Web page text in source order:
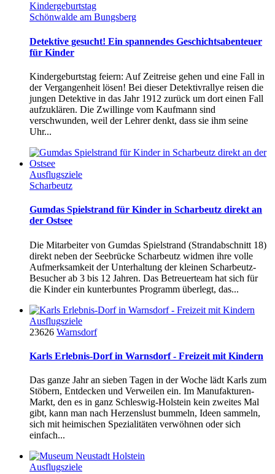
Kindergeburtstag
Schönwalde am Bungsberg
Detektive gesucht! Ein spannendes Geschichtsabenteuer
für Kinder
Kindergeburtstag feiern: Auf Zeitreise gehen und eine Fall in
der Vergangenheit lösen! Bei dieser Detektivrallye reisen die
jungen Detektive in das Jahr 1912 zurück um dort einen Fall
aufzuklären. Die Zwillinge vom Kaufmann sind
verschwunden, weil der Lehrer denkt, dass sie ihm seine
Uhr...
Ausflugsziele
Scharbeutz
Gumdas Spielstrand für Kinder in Scharbeutz direkt an
der Ostsee
Die Mitarbeiter von Gumdas Spielstrand (Strandabschnitt 18)
direkt neben der Seebrücke Scharbeutz widmen ihre volle
Aufmerksamkeit der Unterhaltung der kleinen Scharbeutz-
Besucher ab 3 bis 12 Jahren. Das Betreuerteam hat sich für
die Kinder ein kunterbuntes Programm überlegt, das...
Ausflugsziele
23626 Warnsdorf
Karls Erlebnis-Dorf in Warnsdorf - Freizeit mit Kindern
Das ganze Jahr an sieben Tagen in der Woche lädt Karls zum
Stöbern, Entdecken und Verweilen ein. Im Manufakturen-
Markt, den es in ganz Schleswig-Holstein kein zweites Mal
gibt, kann man nach Herzenslust bummeln, Ideen sammeln,
sich mit heimischen Spezialitäten verwöhnen oder sich
einfach...
Ausflugsziele